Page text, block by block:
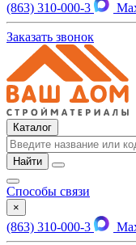
(863) 310-000-3
Заказать звонок
Каталог
Найти
Способы связи
×
(863) 310-000-3